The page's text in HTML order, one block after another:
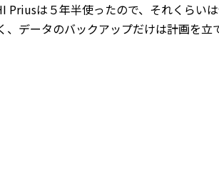
Priusは５年半使ったので、それくらい
、データのバックアップだけは計画を立